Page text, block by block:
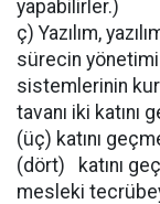
yapabilirler.)
ç) Yazılım,
sürecin
sistemlerinin
tavanı iki katını
(üç) katını
(dört) katını
mesleki